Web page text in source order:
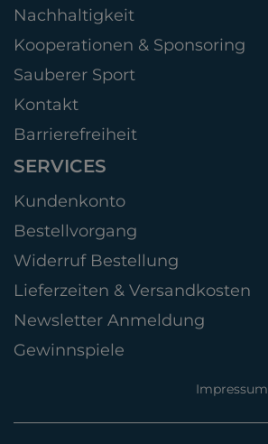
Nachhaltigkeit
Kooperationen & Sponsoring
Sauberer Sport
Kontakt
Barrierefreiheit
SERVICES
Kundenkonto
Bestellvorgang
Widerruf Bestellung
Lieferzeiten & Versandkosten
Newsletter Anmeldung
Gewinnspiele
Impressum